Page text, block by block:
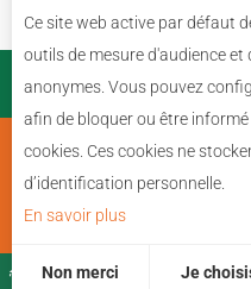
Mentions Légales
Ce site web active par défaut
outils de mesure d'audience
anonymes. Vous pouvez
afin de bloquer ou être informé
cookies. Ces cookies ne
d’identification personnelle.
En savoir plus
Non merci Je